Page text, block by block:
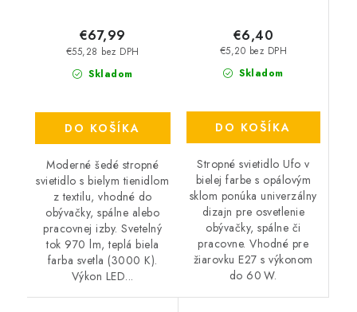
Skladom
€55,28 bez DPH
€67,99
DO KOŠÍKA
Moderné šedé stropné
svietidlo s bielym tienidlom
z textilu, vhodné do
obývačky, spálne alebo
pracovnej izby. Svetelný
tok 970 lm, teplá biela
farba svetla (3000 K).
Výkon LED...
Skladom
€5,20 bez DPH
€6,40
DO KOŠÍKA
Stropné svietidlo Ufo v
bielej farbe s opálovým
sklom ponúka univerzálny
dizajn pre osvetlenie
obývačky, spálne či
pracovne. Vhodné pre
žiarovku E27 s výkonom
do 60 W.